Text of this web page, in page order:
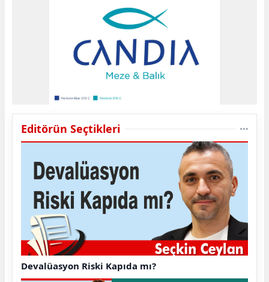
Editörün Seçtikleri
Devalüasyon Riski Kapıda mı?